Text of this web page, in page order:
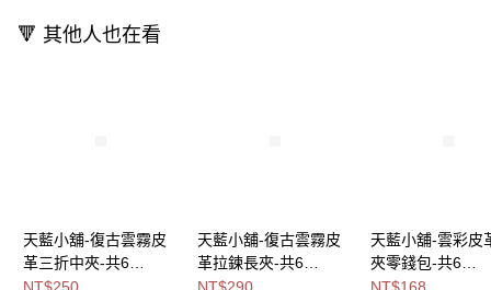
🔻 其他人也在看
天藍小舖-復古雲霧皮
革三折中夾-共6
色-$250【A08081835
天藍小舖-復古雲霧皮
革拉鍊長夾-共6
色-$290【A08081834
天藍小舖-雲彩皮
夾零錢包-共6
色-$168【